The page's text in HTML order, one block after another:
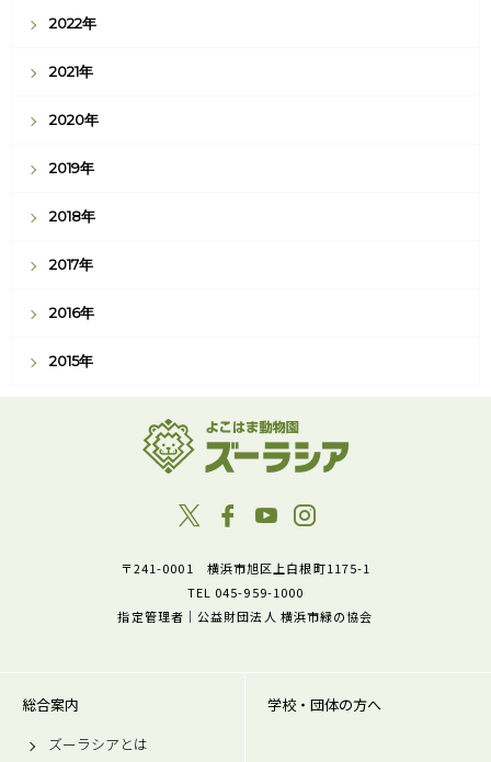
2022年
2021年
2020年
2019年
2018年
2017年
2016年
2015年
〒241-0001 横浜市旭区上白根町1175-1
TEL 045-959-1000
指定管理者｜公益財団法人 横浜市緑の協会
総合案内
ズーラシアとは
学校・団体の方へ